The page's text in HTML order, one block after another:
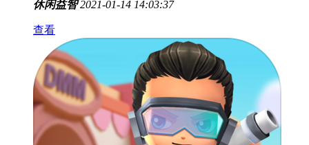
桥梁解谜游戏是一款非常好玩的游戏，玩家在游戏中扮
演的是一名要过桥的人，你要做的就是帮助他过桥，这
也是一场十分刺激的冒险游戏，你必须想尽一切的办法
到达河的对面去，然而当着可能会出现一些危险和陷
阱，喜欢的玩家可不能错过这款游戏哦，玩玩会有不同
的心情哦！
休闲益智 2021-01-14 14:03:37
查看